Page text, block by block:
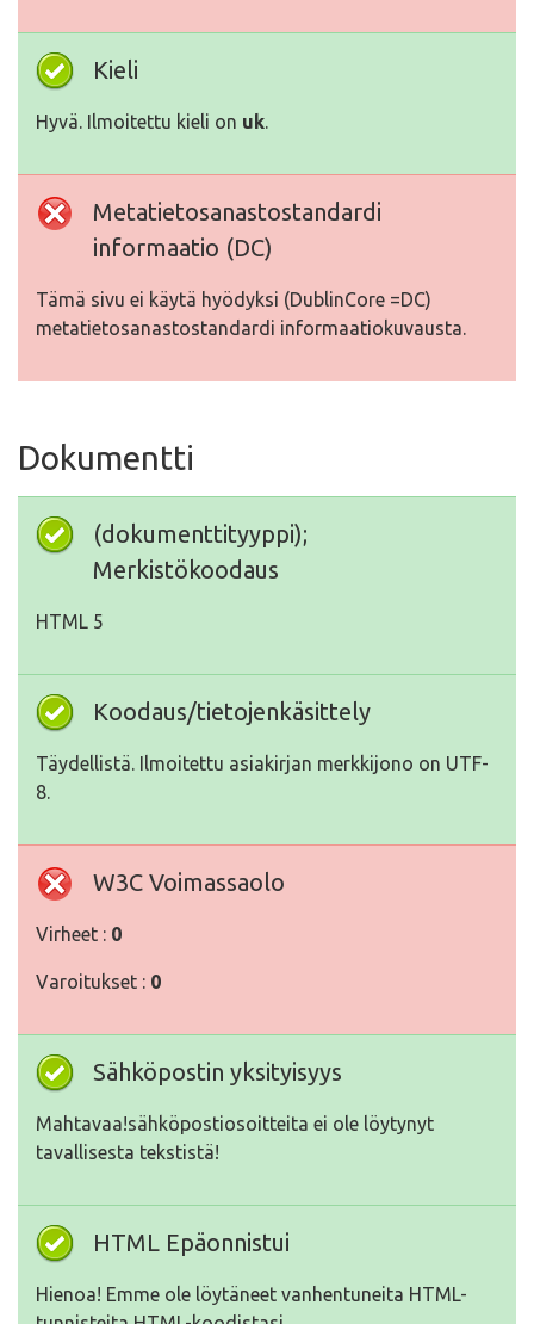
Kieli
Hyvä. Ilmoitettu kieli on uk.
Metatietosanastostandardi
informaatio (DC)
Tämä sivu ei käytä hyödyksi (DublinCore =DC)
metatietosanastostandardi informaatiokuvausta.
Dokumentti
(dokumenttityyppi);
Merkistökoodaus
HTML 5
Koodaus/tietojenkäsittely
Täydellistä. Ilmoitettu asiakirjan merkkijono on UTF-
8.
W3C Voimassaolo
Virheet : 0
Varoitukset : 0
Sähköpostin yksityisyys
Mahtavaa!sähköpostiosoitteita ei ole löytynyt
tavallisesta tekstistä!
HTML Epäonnistui
Hienoa! Emme ole löytäneet vanhentuneita HTML-